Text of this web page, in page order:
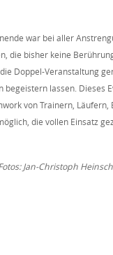
war bei aller
die bisher keine
Doppel-Veranstaltung
begeistern lassen. Dieses
von Trainern,
die vollen Einsatz
Jan-Christoph Heinsch